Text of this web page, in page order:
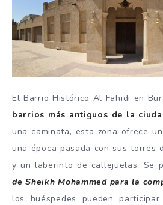
El Barrio Histórico Al Fahidi en
barrios más antiguos de la
una caminata, esta zona ofrece
una época pasada con sus torres
y un laberinto de callejuelas. Se
de Sheikh Mohammed para la
los huéspedes pueden